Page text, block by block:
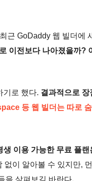
근 GoDaddy 웹 빌더에
이전보다 나아졌을까?
기로 했다. 결과적으로 장
등 웹 빌더는 따로 숨
이용 가능한 무료 플랜
이 알아볼 수 있지만,